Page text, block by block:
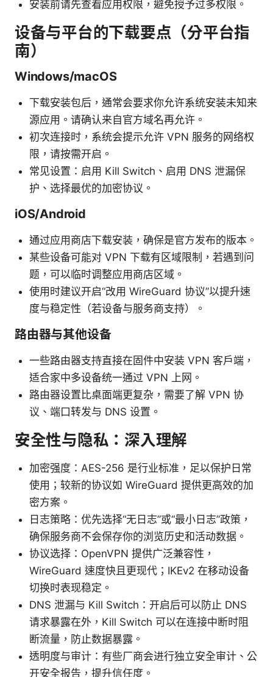
安装前请先查看应用权限，避免授予过多权限。
设备与平台的下载要点（分平台指
南）
Windows/macOS
下载安装包后，通常会要求你允许系统安装未知来
源应用。请确认来自官方域名再允许。
初次连接时，系统会提示允许 VPN 服务的网络权
限，请按需开启。
常见设置：启用 Kill Switch、启用 DNS 泄漏保
护、选择最优的加密协议。
iOS/Android
通过应用商店下载安装，确保是官方发布的版本。
某些设备可能对 VPN 下载有区域限制，若遇到问
题，可以临时调整应用商店区域。
使用时建议开启“改用 WireGuard 协议”以提升速
度与稳定性（若设备与服务商支持）。
路由器与其他设备
一些路由器支持直接在固件中安装 VPN 客户端，
适合家中多设备统一通过 VPN 上网。
路由器设置比桌面端更复杂，需要了解 VPN 协
议、端口转发与 DNS 设置。
安全性与隐私：深入理解
加密强度：AES-256 是行业标准，足以保护日常
使用；较新的协议如 WireGuard 提供更高效的加
密方案。
日志策略：优先选择“无日志”或“最小日志”政策，
确保服务商不会保存你的浏览历史和活动数据。
协议选择：OpenVPN 提供广泛兼容性，
WireGuard 速度快且更现代；IKEv2 在移动设备
切换时表现稳定。
DNS 泄漏与 Kill Switch：开启后可以防止 DNS
请求暴露在外，Kill Switch 可以在连接中断时阻
断流量，防止数据暴露。
透明度与审计：有些厂商会进行独立安全审计、公
开安全报告，提升信任度。